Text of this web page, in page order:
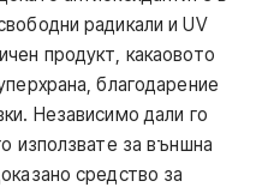
радикали и UV
продукт, какаовото
благодарение
Независимо дали го
използвате за външна
средство за